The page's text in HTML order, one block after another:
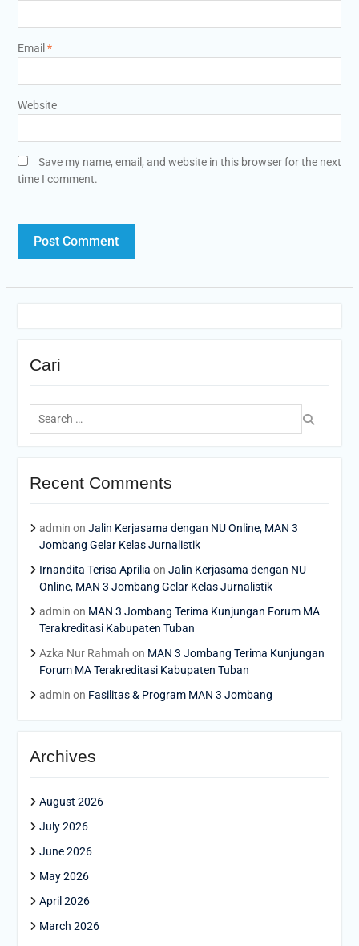
Email *
Website
Save my name, email, and website in this browser for the next
time I comment.
Cari
Search
for:
Recent Comments
admin on Jalin Kerjasama dengan NU Online, MAN 3
Jombang Gelar Kelas Jurnalistik
Irnandita Terisa Aprilia on Jalin Kerjasama dengan NU
Online, MAN 3 Jombang Gelar Kelas Jurnalistik
admin on MAN 3 Jombang Terima Kunjungan Forum MA
Terakreditasi Kabupaten Tuban
Azka Nur Rahmah on MAN 3 Jombang Terima Kunjungan
Forum MA Terakreditasi Kabupaten Tuban
admin on Fasilitas & Program MAN 3 Jombang
Archives
August 2026
July 2026
June 2026
May 2026
April 2026
March 2026